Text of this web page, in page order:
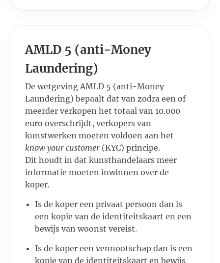
AMLD 5 (anti-Money
Laundering)
De wetgeving AMLD 5 (anti-Money
Laundering) bepaalt dat van zodra een of
meerder verkopen het totaal van 10.000
euro overschrijdt, verkopers van
kunstwerken moeten voldoen aan het
know your customer (KYC) principe.
Dit houdt in dat kunsthandelaars meer
informatie moeten inwinnen over de
koper.
Is de koper een privaat persoon dan is
een kopie van de identiteitskaart en een
bewijs van woonst vereist.
Is de koper een vennootschap dan is een
kopie van de identiteitskaart en bewijs